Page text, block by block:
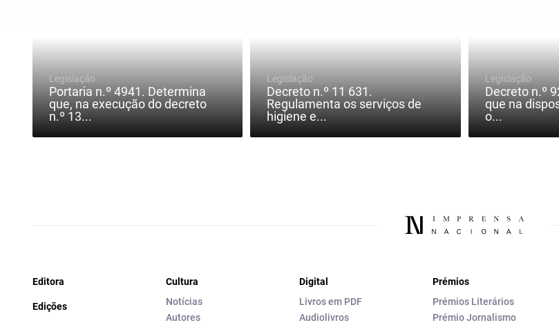
Legislação
Portaria n.º 4941. Determina
que, na execução do decreto
n.º 13...
Legislação
Decreto n.º 11 631.
Regulamenta os serviços de
higiene e...
Legislação
Decreto n.º
que na
o...
Editora
Edições
Cultura
Notícias
Autores
Digital
Livros em PDF
Audiolivros
Prémios
Prémios Literários
Prémio Jornalismo